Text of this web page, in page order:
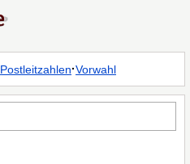
Postleitzahlen·Vorwahl